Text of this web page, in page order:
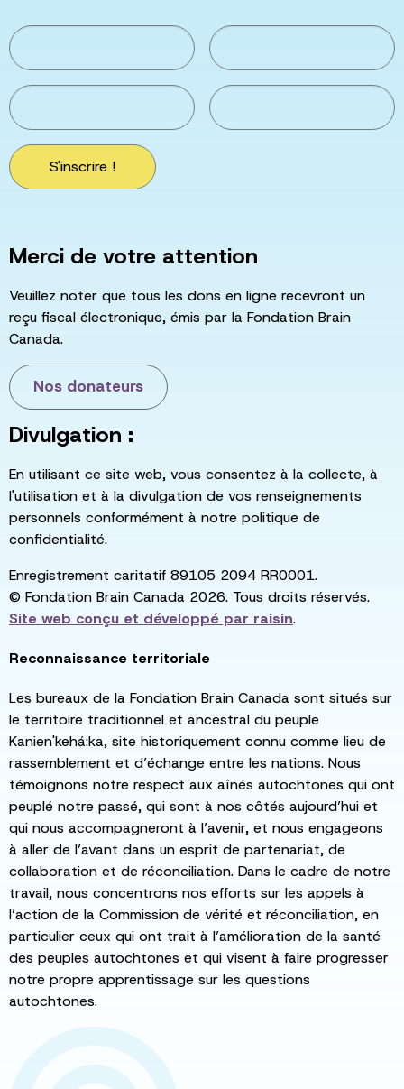
S'inscrire !
Merci de votre attention
Veuillez noter que tous les dons en ligne recevront un
reçu fiscal électronique, émis par la Fondation Brain
Canada.
Nos donateurs
Divulgation :
En utilisant ce site web, vous consentez à la collecte, à
l'utilisation et à la divulgation de vos renseignements
personnels conformément à notre politique de
confidentialité.
Enregistrement caritatif 89105 2094 RR0001.
© Fondation Brain Canada 2026. Tous droits réservés.
Site web conçu et développé par raisin.
Reconnaissance territoriale
Les bureaux de la Fondation Brain Canada sont situés sur
le territoire traditionnel et ancestral du peuple
Kanien'kehá:ka, site historiquement connu comme lieu de
rassemblement et d’échange entre les nations. Nous
témoignons notre respect aux aînés autochtones qui ont
peuplé notre passé, qui sont à nos côtés aujourd’hui et
qui nous accompagneront à l’avenir, et nous engageons
à aller de l’avant dans un esprit de partenariat, de
collaboration et de réconciliation. Dans le cadre de notre
travail, nous concentrons nos efforts sur les appels à
l’action de la Commission de vérité et réconciliation, en
particulier ceux qui ont trait à l’amélioration de la santé
des peuples autochtones et qui visent à faire progresser
notre propre apprentissage sur les questions
autochtones.